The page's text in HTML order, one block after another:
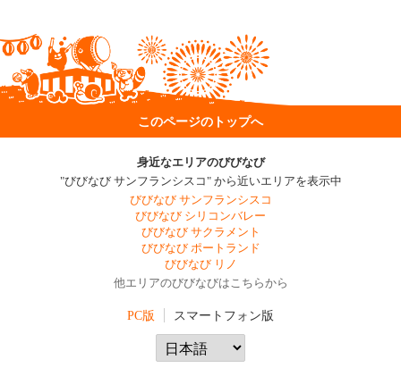
このページのトップへ
身近なエリアのびびなび
"びびなび サンフランシスコ" から近いエリアを表示中
びびなび サンフランシスコ
びびなび シリコンバレー
びびなび サクラメント
びびなび ポートランド
びびなび リノ
他エリアのびびなびはこちらから
PC版 スマートフォン版